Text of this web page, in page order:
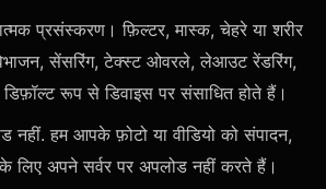
प्रसंस्करण। फ़िल्टर, मास्क, चेहरे या शरीर
सेंसरिंग, टेक्स्ट ओवरले, लेआउट रेंडरिंग,
रूप से डिवाइस पर संसाधित होते हैं।
नहीं. हम आपके फ़ोटो या वीडियो को संपादन,
के लिए अपने सर्वर पर अपलोड नहीं करते हैं।